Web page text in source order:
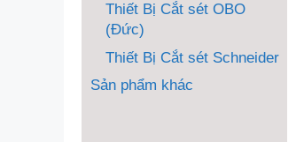
Thiết Bị Cắt sét OBO
(Đức)
Thiết Bị Cắt sét Schneider
Sản phẩm khác